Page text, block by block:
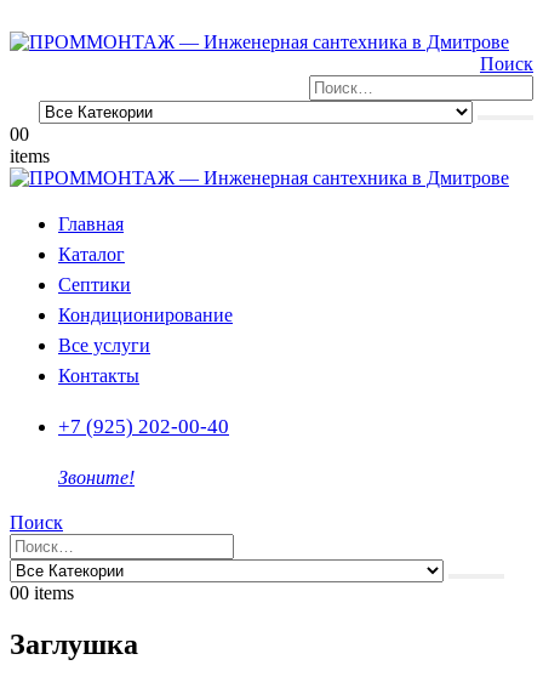
Поиск
00
items
Главная
Каталог
Септики
Кондиционирование
Все услуги
Контакты
+7 (925) 202-00-40
Звоните!
Поиск
00 items
Заглушка